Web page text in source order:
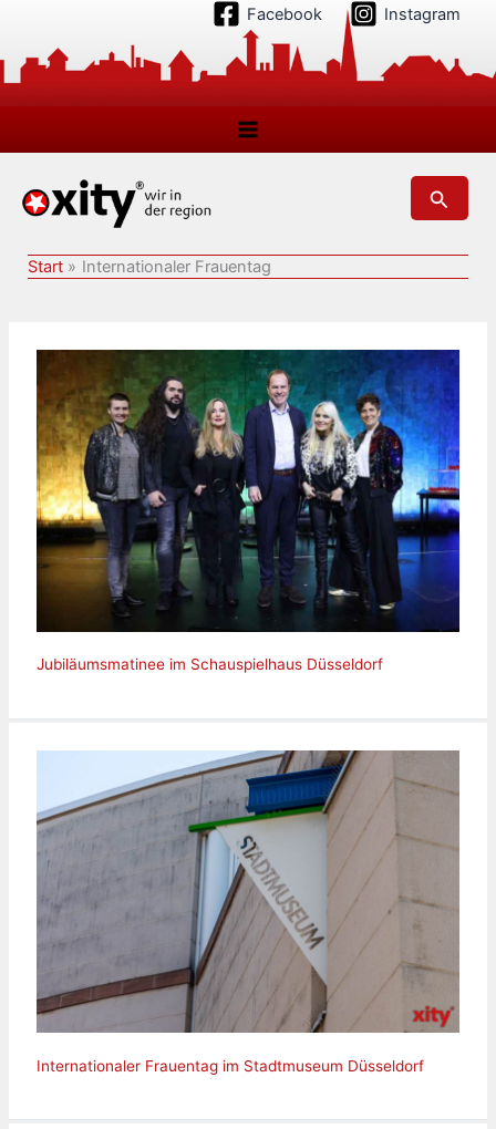
springen
Facebook Instagram
Suchen
Start Internationaler Frauentag
Jubiläumsmatinee im Schauspielhaus Düsseldorf
Internationaler Frauentag im Stadtmuseum Düsseldorf